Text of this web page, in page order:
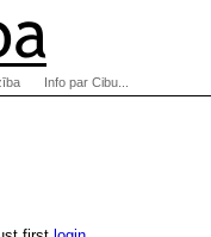
Info par Cibu...